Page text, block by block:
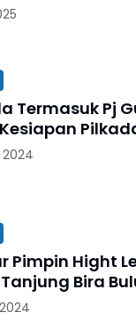
Termasuk Pj
Pimpin Hight
Bira